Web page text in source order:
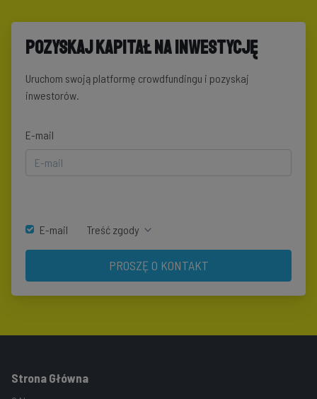
Pozyskaj kapitał na inwestycję
Uruchom swoją platformę crowdfundingu i pozyskaj
inwestorów.
E-mail
E-mail Treść zgody
PROSZĘ O KONTAKT
Strona Główna